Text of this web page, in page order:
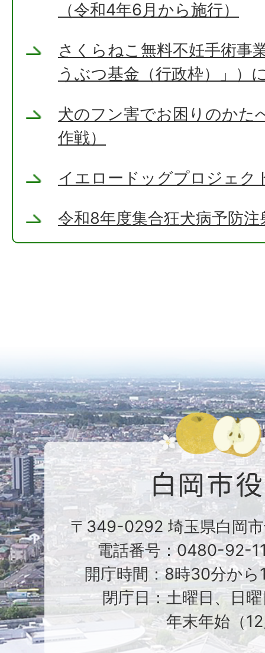
（令和4年6月から施行）
さくらねこ無料不妊手術事
うぶつ基金（行政枠）」）
犬のフン害でお困りのかた
作戦）
イエロードッグプロジェク
令和8年度集合狂犬病予防
〒349-0292 埼玉県白岡
電話番号：0480-92-
開庁時間：8時30分から
閉庁日：土曜日、日
年末年始（